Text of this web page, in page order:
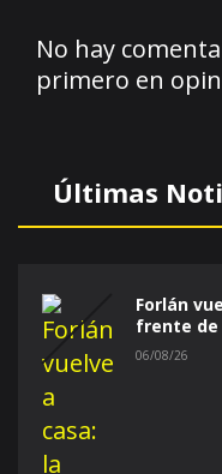
No hay
primero en
Últimas
Forlán
frente de
06/08/26